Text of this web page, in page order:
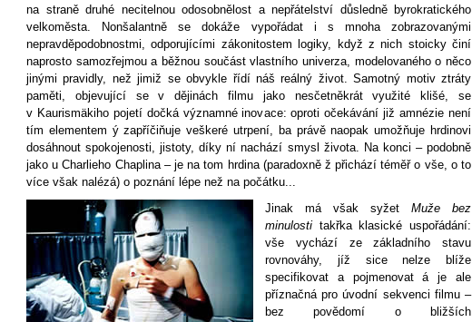
na straně druhé necitelnou odosobnělost a nepřátelství důsledně byrokratického
velkoměsta. Nonšalantně se dokáže vypořádat i s mnoha zobrazovanými
nepravděpodobnostmi, odporujícími zákonitostem logiky, když z nich stoicky činí
naprosto samozřejmou a běžnou součást vlastního univerza, modelovaného o něco
jinými pravidly, než jimiž se obvykle řídí náš reálný život. Samotný motiv ztráty
paměti, objevující se v dějinách filmu jako nesčetněkrát využité klišé, se
v Kaurismäkiho pojetí dočká významné inovace: oproti očekávání již amnézie není
tím elementem ý zapříčiňuje veškeré utrpení, ba právě naopak umožňuje hrdinovi
dosáhnout spokojenosti, jistoty, díky ní nachází smysl života. Na konci – podobně
jako u Charlieho Chaplina – je na tom hrdina (paradoxně ž přichází téměř o vše, o to
více však nalézá) o poznání lépe než na počátku...
Jinak má však syžet Muže bez
minulosti takřka klasické uspořádání:
vše vychází ze základního stavu
rovnováhy, jíž sice nelze blíže
specifikovat a pojmenovat á je ale
příznačná pro úvodní sekvenci filmu –
bez povědomí o bližších